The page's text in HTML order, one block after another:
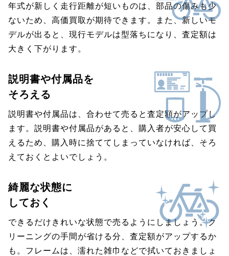
年式が新しく走行距離が短いものは、部品の傷みも少
ないため、高価買取が期待できます。また、新しいモ
デルが出ると、現行モデルは型落ちになり、査定額は
大きく下がります。
説明書や付属品を
そろえる
説明書や付属品は、合わせて売ると査定額がアップし
ます。説明書や付属品があると、購入者が安心して買
えるため、購入時に捨ててしまっていなければ、そろ
えておくとよいでしょう。
綺麗な状態に
しておく
できるだけきれいな状態で売るようにしましょう。ク
リーニングの手間が省ける分、査定額がアップするか
も。フレームは、濡れた雑巾などで拭いておきましょ